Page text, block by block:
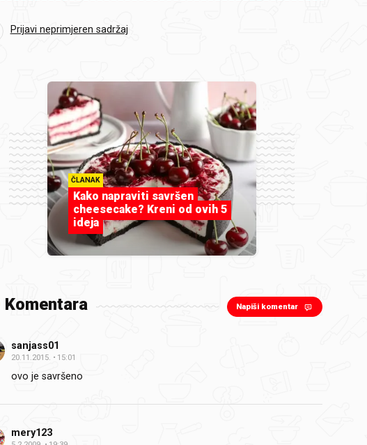
Prijavi neprimjeren sadržaj
ČLANAK
Kako napraviti savršen
cheesecake? Kreni od ovih 5
ideja
Komentara Napiši komentar
sanjass01
20.11.2015. 15:01
ovo je savršeno
mery123